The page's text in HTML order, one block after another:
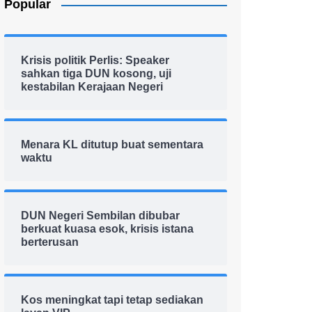
Popular
Krisis politik Perlis: Speaker
sahkan tiga DUN kosong, uji
kestabilan Kerajaan Negeri
Menara KL ditutup buat sementara
waktu
DUN Negeri Sembilan dibubar
berkuat kuasa esok, krisis istana
berterusan
Kos meningkat tapi tetap sediakan